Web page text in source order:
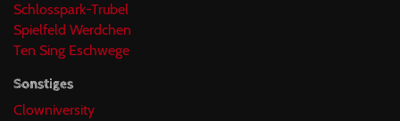
Schlosspark-Trubel
Spielfeld Werdchen
Ten Sing Eschwege
Sonstiges
Clowniversity